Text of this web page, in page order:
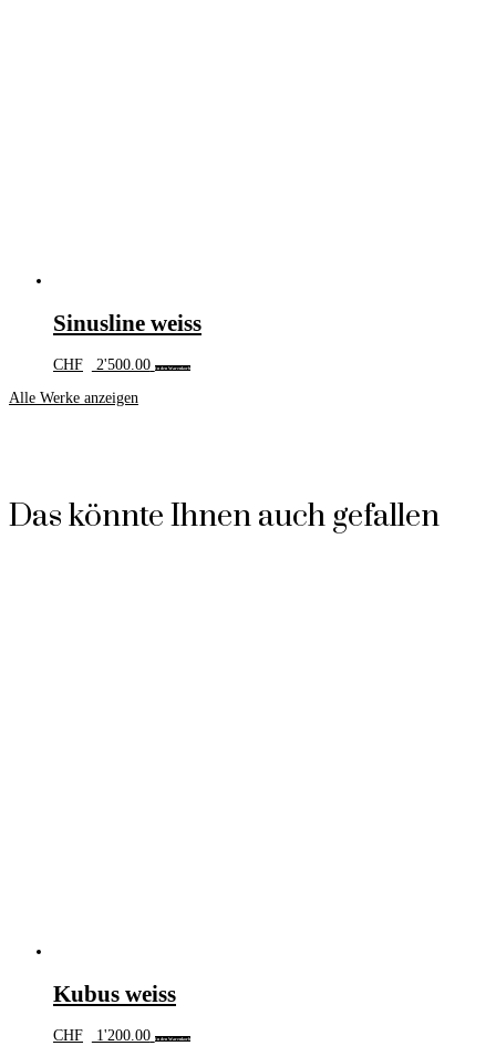
Sinusline weiss
CHF 2'500.00 In den Warenkorb
Alle Werke anzeigen
Das könnte Ihnen auch gefallen
Kubus weiss
CHF 1'200.00 In den Warenkorb